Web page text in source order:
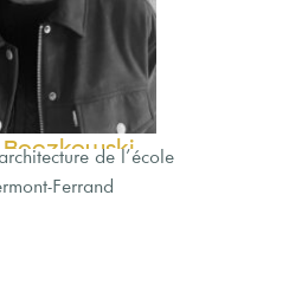
de l’école
Ferrand